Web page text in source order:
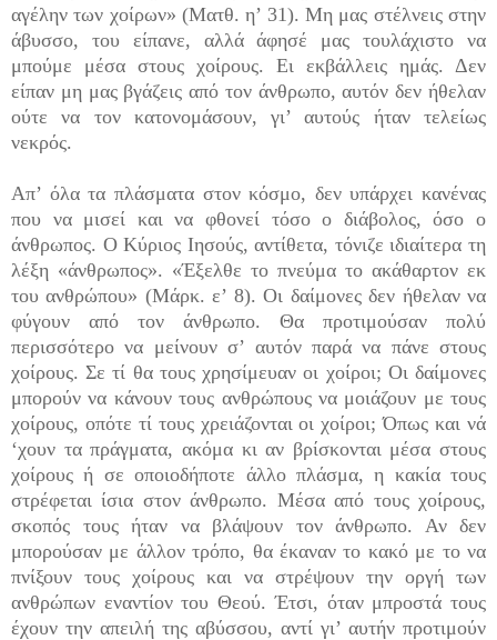
αγέλην των χοίρων» (Ματθ. η’ 31). Μη μας στέλνεις στην
άβυσσο, του είπανε, αλλά άφησέ μας τουλάχιστο να
μπούμε μέσα στους χοίρους. Ει εκβάλλεις ημάς. Δεν
είπαν μη μας βγάζεις από τον άνθρωπο, αυτόν δεν ήθελαν
ούτε να τον κατονομάσουν, γι’ αυτούς ήταν τελείως
νεκρός.
Απ’ όλα τα πλάσματα στον κόσμο, δεν υπάρχει κανένας
που να μισεί και να φθονεί τόσο ο διάβολος, όσο ο
άνθρωπος. Ο Κύριος Ιησούς, αντίθετα, τόνιζε ιδιαίτερα τη
λέξη «άνθρωπος». «Έξελθε το πνεύμα το ακάθαρτον εκ
του ανθρώπου» (Μάρκ. ε’ 8). Οι δαίμονες δεν ήθελαν να
φύγουν από τον άνθρωπο. Θα προτιμούσαν πολύ
περισσότερο να μείνουν σ’ αυτόν παρά να πάνε στους
χοίρους. Σε τί θα τους χρησί­μευαν οι χοίροι; Οι δαίμονες
μπορούν να κάνουν τους ανθρώπους να μοιάζουν με τους
χοίρους, οπότε τί τους χρειάζονται οι χοίροι; Όπως και νά
‘χουν τα πράγμα­τα, ακόμα κι αν βρίσκονται μέσα στους
χοίρους ή σε οποιοδήποτε άλλο πλάσμα, η κακία τους
στρέφεται ίσια στον άνθρωπο. Μέσα από τους χοίρους,
σκοπός τους ήταν να βλάψουν τον άνθρωπο. Αν δεν
μπορούσαν με άλλον τρόπο, θα έκαναν το κακό με το να
πνίξουν τους χοίρους και να στρέψουν την οργή των
ανθρώπων εναντίον του Θεού. Έτσι, όταν μπροστά τους
έχουν την απειλή της αβύσσου, αντί γι’ αυτήν προτιμούν